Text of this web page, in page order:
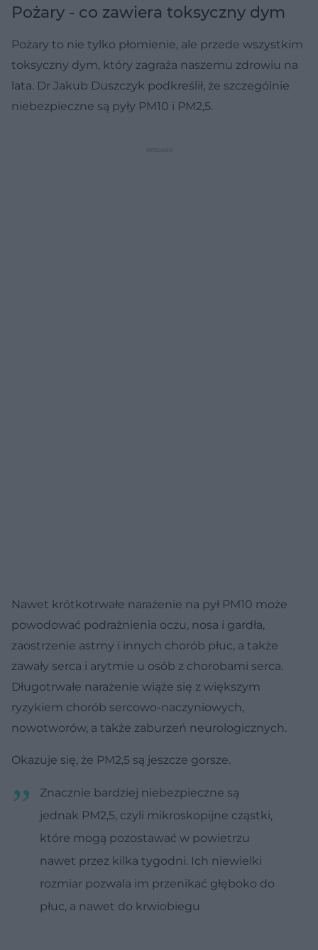
Pożary - co zawiera toksyczny dym
Pożary to nie tylko płomienie, ale przede wszystkim
toksyczny dym, który zagraża naszemu zdrowiu na
lata. Dr Jakub Duszczyk podkreślił, że szczególnie
niebezpieczne są pyły PM10 i PM2,5.
Nawet krótkotrwałe narażenie na pył PM10 może
powodować podrażnienia oczu, nosa i gardła,
zaostrzenie astmy i innych chorób płuc, a także
zawały serca i arytmie u osób z chorobami serca.
Długotrwałe narażenie wiąże się z większym
ryzykiem chorób sercowo-naczyniowych,
nowotworów, a także zaburzeń neurologicznych.
Okazuje się, że PM2,5 są jeszcze gorsze.
Znacznie bardziej niebezpieczne są
jednak PM2,5, czyli mikroskopijne cząstki,
które mogą pozostawać w powietrzu
nawet przez kilka tygodni. Ich niewielki
rozmiar pozwala im przenikać głęboko do
płuc, a nawet do krwiobiegu